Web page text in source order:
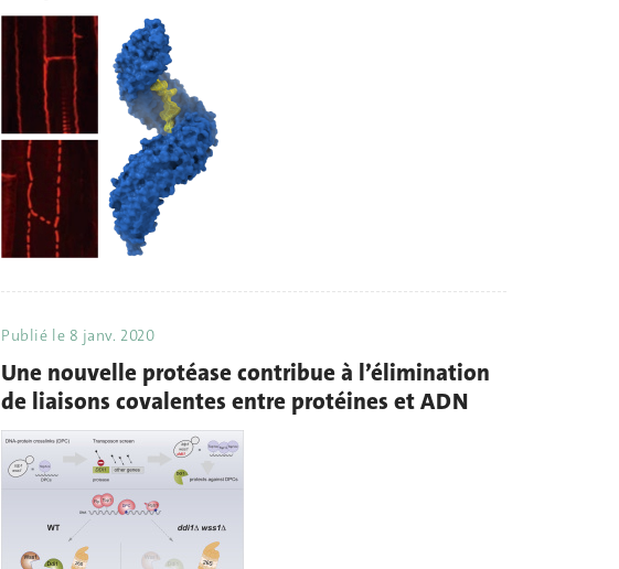
Publié le 8 janv. 2020
Une nouvelle protéase contribue à l’élimination
de liaisons covalentes entre protéines et ADN